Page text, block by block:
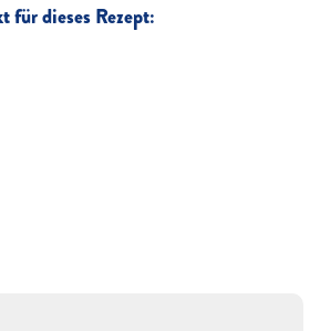
für dieses Rezept: